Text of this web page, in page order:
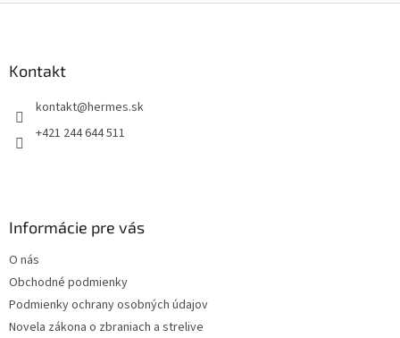
Kontakt
kontakt@hermes.sk
+421 244 644 511
Informácie pre vás
O nás
Obchodné podmienky
Podmienky ochrany osobných údajov
Novela zákona o zbraniach a strelive